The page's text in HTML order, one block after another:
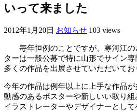
いって来ました
2012年1月20日 お知らせ 103 views
毎年恒例のことですが、寒河江
ターは一般公募で特に山形でサイン
多くの作品を出展させていただいてお
今年の作品は例年以上に上手な作品
動感のあるポスターや新しいい取り
イラストレーターやデザイナーとし